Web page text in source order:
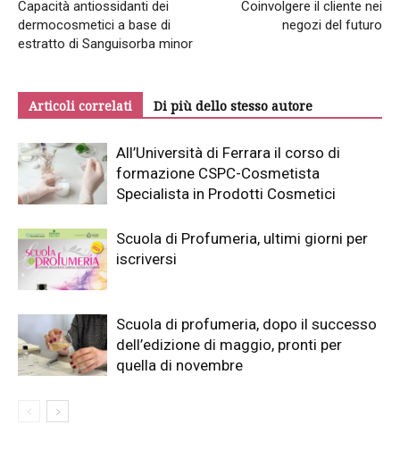
Capacità antiossidanti dei
dermocosmetici a base di
estratto di Sanguisorba minor
Coinvolgere il cliente nei
negozi del futuro
Articoli correlati Di più dello stesso autore
All’Università di Ferrara il corso di
formazione CSPC-Cosmetista
Specialista in Prodotti Cosmetici
Scuola di Profumeria, ultimi giorni per
iscriversi
Scuola di profumeria, dopo il successo
dell’edizione di maggio, pronti per
quella di novembre